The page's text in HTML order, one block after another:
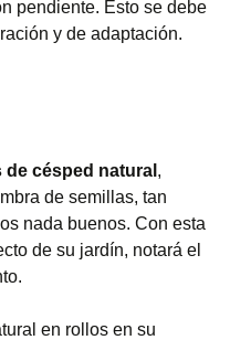
pendiente. Esto se debe
y de adaptación.
de césped natural ,
de semillas, tan
nada buenos. Con esta
de su jardín, notará el
en rollos en su